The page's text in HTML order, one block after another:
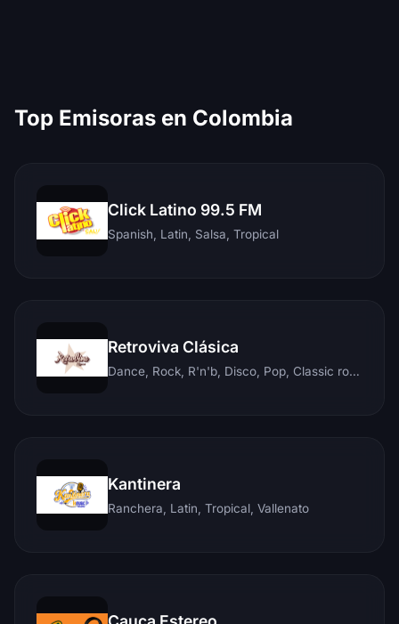
Top Emisoras en Colombia
Click Latino 99.5 FM
Spanish, Latin, Salsa, Tropical
Retroviva Clásica
Dance, Rock, R'n'b, Disco, Pop, Classic rock, Techno, Reggae
Kantinera
Ranchera, Latin, Tropical, Vallenato